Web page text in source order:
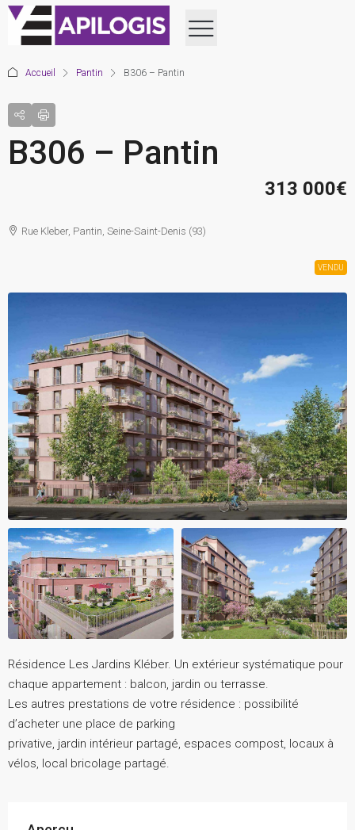
Accueil Pantin B306 – Pantin
B306 – Pantin
313 000€
Rue Kleber, Pantin, Seine-Saint-Denis (93)
VENDU
Résidence Les Jardins Kléber. Un extérieur systématique pour
chaque appartement : balcon, jardin ou terrasse.
Les autres prestations de votre résidence : possibilité
d’acheter une place de parking
privative, jardin intérieur partagé, espaces compost, locaux à
vélos, local bricolage partagé.